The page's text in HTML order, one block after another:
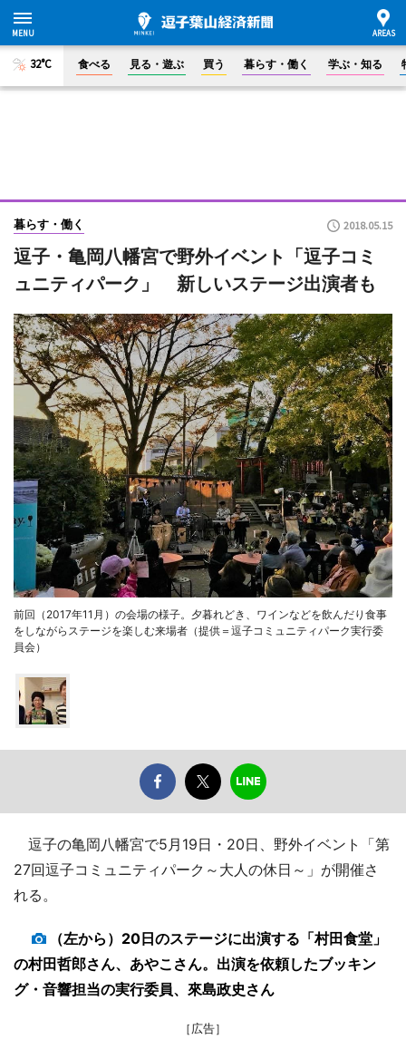
32°C 食べる 見る・遊ぶ 買う 暮らす・働く 学ぶ・知る
暮らす・働く 2018.05.15
逗子・亀岡八幡宮で野外イベント「逗子コミ
ュニティパーク」 新しいステージ出演者も
前回（2017年11月）の会場の様子。夕暮れどき、ワインなどを飲んだり食事
をしながらステージを楽しむ来場者（提供＝逗子コミュニティパーク実行委
員会）
逗子の亀岡八幡宮で5月19日・20日、野外イベント「第
27回逗子コミュニティパーク～大人の休日～」が開催さ
れる。
（左から）20日のステージに出演する「村田食堂」
の村田哲郎さん、あやこさん。出演を依頼したブッキン
グ・音響担当の実行委員、來島政史さん
［広告］